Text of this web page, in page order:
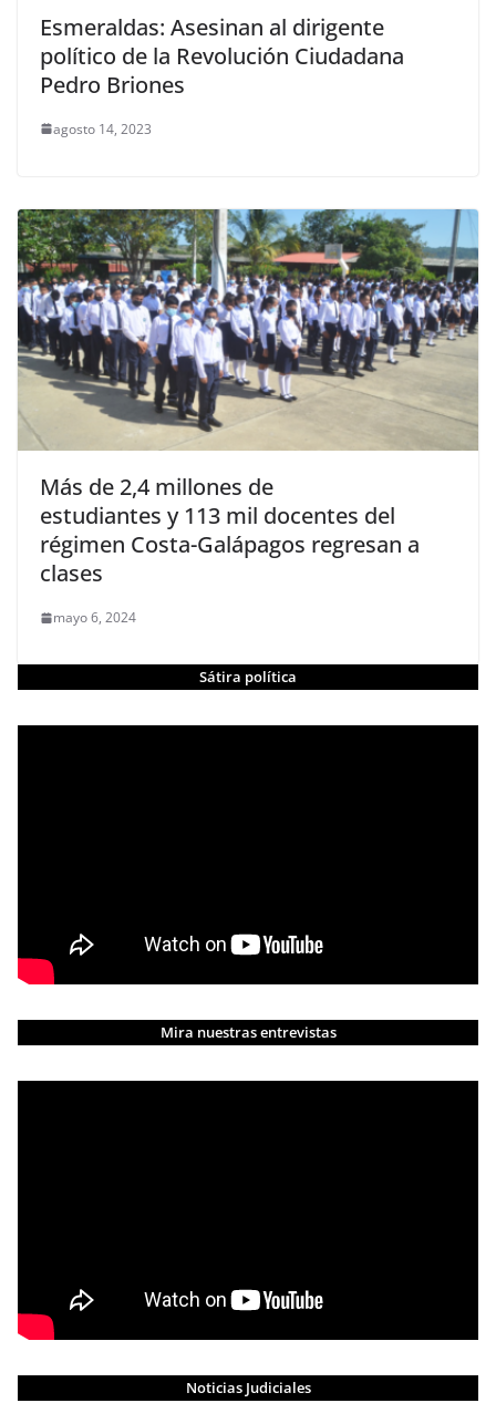
Esmeraldas: Asesinan al dirigente
político de la Revolución Ciudadana
Pedro Briones
agosto 14, 2023
Más de 2,4 millones de
estudiantes y 113 mil docentes del
régimen Costa-Galápagos regresan a
clases
mayo 6, 2024
Sátira política
Mira nuestras entrevistas
Noticias Judiciales